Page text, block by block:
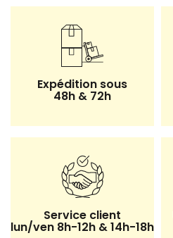
Expédition sous
48h & 72h
Service client
lun/ven 8h-12h & 14h-18h